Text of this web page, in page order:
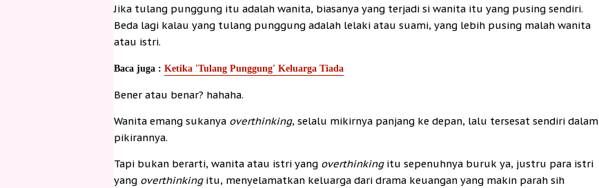
Jika tulang punggung itu adalah wanita, biasanya yang terjadi si wanita itu yang pusing sendiri.
Beda lagi kalau yang tulang punggung adalah lelaki atau suami, yang lebih pusing malah wanita
atau istri.
Baca juga : Ketika 'Tulang Punggung' Keluarga Tiada
Bener atau benar? hahaha.
Wanita emang sukanya overthinking, selalu mikirnya panjang ke depan, lalu tersesat sendiri dalam
pikirannya.
Tapi bukan berarti, wanita atau istri yang overthinking itu sepenuhnya buruk ya, justru para istri
yang overthinking itu, menyelamatkan keluarga dari drama keuangan yang makin parah sih